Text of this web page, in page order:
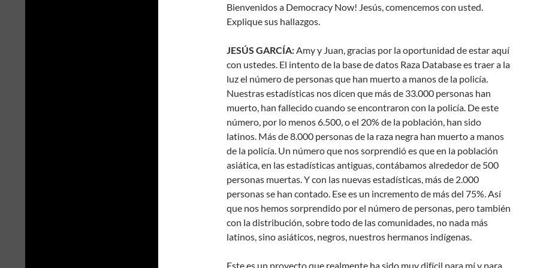
Bienvenidos a Democracy Now! Jesús, comencemos con usted.
Explique sus hallazgos.
JESÚS GARCÍA:Amy y Juan, gracias por la oportunidad de estar aquí
con ustedes. El intento de la base de datos Raza Database es traer a la
luz el número de personas que han muerto a manos de la policía.
Nuestras estadísticas nos dicen que más de 33.000 personas han
muerto, han fallecido cuando se encontraron con la policía. De este
número, por lo menos 6.500, o el 20% de la población, han sido
latinos. Más de 8.000 personas de la raza negra han muerto a manos
de la policía. Un número que nos sorprendió es que en la población
asiática, en las estadísticas antiguas, contábamos alrededor de 500
personas muertas. Y con las nuevas estadísticas, más de 2.000
personas se han contado. Ese es un incremento de más del 75%. Así
que nos hemos sorprendido por el número de personas, pero también
con la distribución, sobre todo de las comunidades, no nada más
latinos, sino asiáticos, negros, nuestros hermanos indígenas.
Este es un proyecto que realmente ha sido muy difícil para mí y para